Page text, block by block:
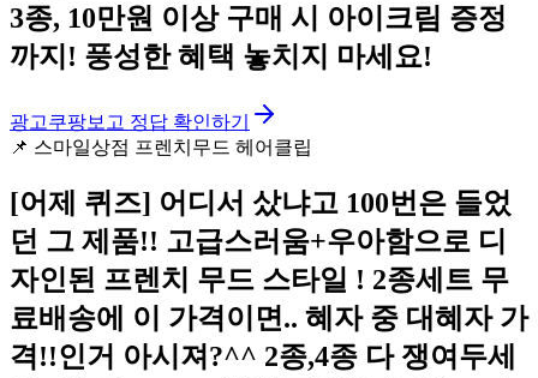
3종, 10만원 이상 구매 시 아이크림 증정
까지! 풍성한 혜택 놓치지 마세요!
광고쿠팡보고 정답 확인하기
📌 스마일상점 프렌치무드 헤어클립
[어제 퀴즈] 어디서 샀냐고 100번은 들었
던 그 제품!! 고급스러움+우아함으로 디
자인된 프렌치 무드 스타일 ! 2종세트 무
료배송에 이 가격이면.. 혜자 중 대혜자 가
격!!인거 아시져?^^ 2종,4종 다 쟁여두세